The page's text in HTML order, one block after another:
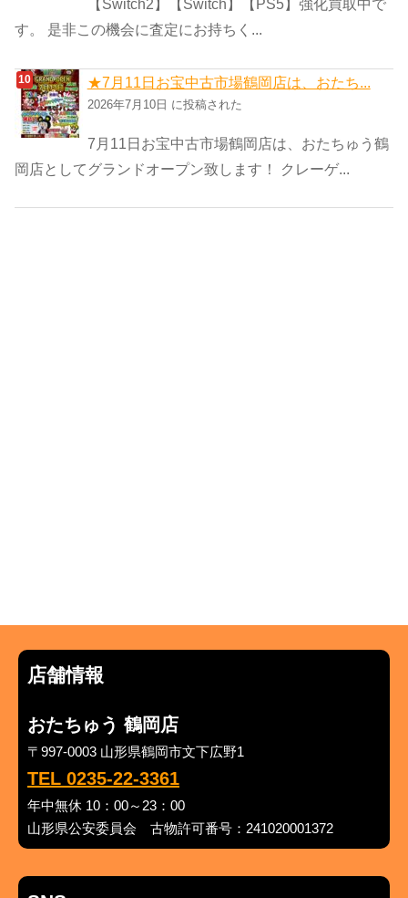
【Switch2】【Switch】【PS5】強化買取中で
す。 是非この機会に査定にお持ちく...
★7月11日お宝中古市場鶴岡店は、おたち...
2026年7月10日 に投稿された
7月11日お宝中古市場鶴岡店は、おたちゅう鶴
岡店としてグランドオープン致します！ クレーゲ...
店舗情報
おたちゅう 鶴岡店
〒997-0003 山形県鶴岡市文下広野1
TEL 0235-22-3361
年中無休 10：00～23：00
山形県公安委員会 古物許可番号：241020001372